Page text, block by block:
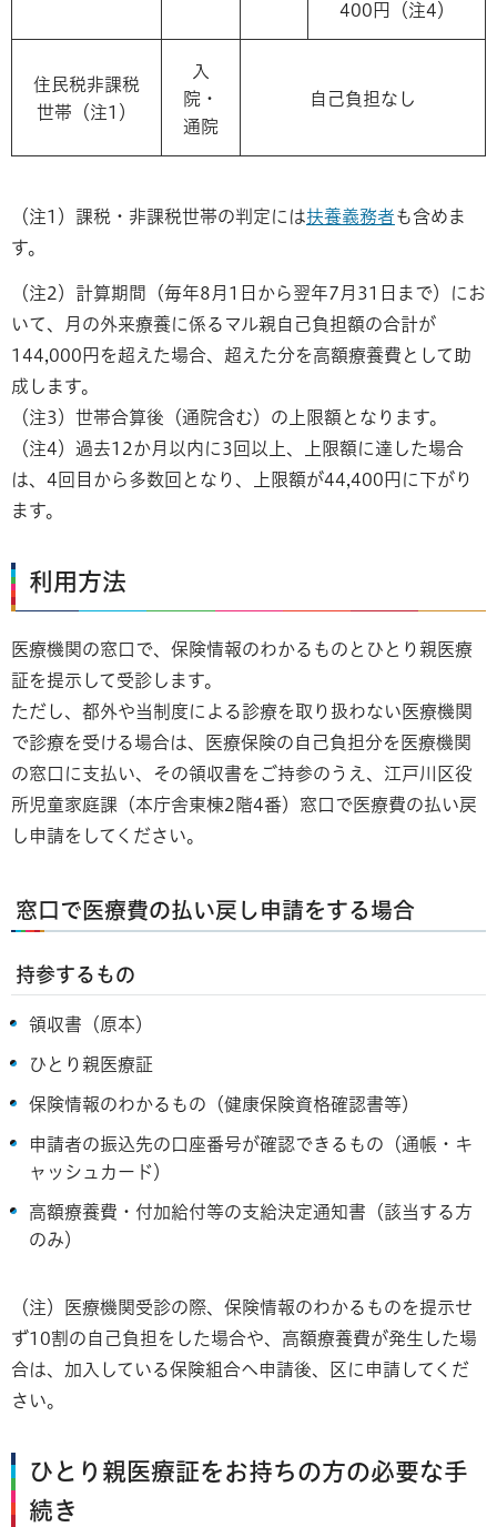
400円（注4）
住民税非課税
世帯（注1）
入
院・
通院
自己負担なし
（注1）課税・非課税世帯の判定には扶養義務者も含めま
す。
（注2）計算期間（毎年8月1日から翌年7月31日まで）にお
いて、月の外来療養に係るマル親自己負担額の合計が
144,000円を超えた場合、超えた分を高額療養費として助
成します。
（注3）世帯合算後（通院含む）の上限額となります。
（注4）過去12か月以内に3回以上、上限額に達した場合
は、4回目から多数回となり、上限額が44,400円に下がり
ます。
利用方法
医療機関の窓口で、保険情報のわかるものとひとり親医療
証を提示して受診します。
ただし、都外や当制度による診療を取り扱わない医療機関
で診療を受ける場合は、医療保険の自己負担分を医療機関
の窓口に支払い、その領収書をご持参のうえ、江戸川区役
所児童家庭課（本庁舎東棟2階4番）窓口で医療費の払い戻
し申請をしてください。
窓口で医療費の払い戻し申請をする場合
持参するもの
領収書（原本）
ひとり親医療証
保険情報のわかるもの（健康保険資格確認書等）
申請者の振込先の口座番号が確認できるもの（通帳・キ
ャッシュカード）
高額療養費・付加給付等の支給決定通知書（該当する方
のみ）
（注）医療機関受診の際、保険情報のわかるものを提示せ
ず10割の自己負担をした場合や、高額療養費が発生した場
合は、加入している保険組合へ申請後、区に申請してくだ
さい。
ひとり親医療証をお持ちの方の必要な手
続き